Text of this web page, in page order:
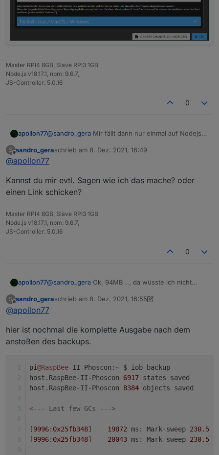
Master RPI4 8GB, Slave RPI3 1GB
Node.js v18.17.1, npm: 9.6.7,
JS-Controller: 5.0.16
0
apollon77@sandro_gera Mir fällt dann nur einmal auf Nodejs
S
Offline
sandro_geraschrieb am 8. Dez. 2021, 16:49
zuletzt editiert von
@apollon77
Kannst du mir evtl. Sagen wie ich das mache? oder
einen Link schicken?
Master RPI4 8GB, Slave RPI3 1GB
Node.js v18.17.1, npm: 9.6.7,
JS-Controller: 5.0.16
0
apollon77@sandro_gera Ok, 94MB ... da wüsste ich nicht
Welche Node.js version?
S
Offline
sandro_geraschrieb am 8. Dez. 2021, 16:55
zuletzt editiert von sandro_gera12. Aug. 2021, 17:58
@apollon77
hier ist nochmal die komplette Ausgabe nach dem
anstoßen des backups.
pi@RaspBee-II-Phoscon:~ $ iob backup
host.RaspBee-II-Phoscon 6917 states saved
host.RaspBee-II-Phoscon 8384 objects saved
<--- Last few GCs --->
[9996: 0x25fb348] 19872 ms: Mark-sweep 230.5
[9996: 0x25fb348] 20043 ms: Mark-sweep 230.5